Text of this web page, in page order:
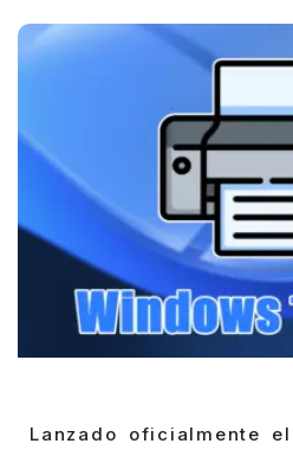
Lanzado oficialmente el